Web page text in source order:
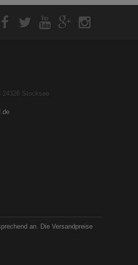
24326 Stocksee
an. Die Versandpreise